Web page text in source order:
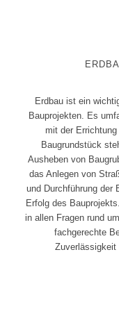
Erdbau ist ein
Bauprojekten. Es
mit der
Baugrundstück
Ausheben von
das Anlegen von
und Durchführung der
Erfolg des
in allen Fragen rund
fachgerechte
Zuverlässigkeit